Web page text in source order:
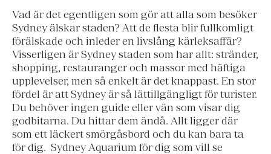
Vad är det egentligen som gör att alla som besöker
Sydney älskar staden? Att de flesta blir fullkomligt
förälskade och inleder en livslång kärleksaffär?
Visserligen är Sydney staden som har allt: stränder,
shopping, restauranger och massor med häftiga
upplevelser, men så enkelt är det knappast. En stor
fördel är att Sydney är så lättillgängligt för turister.
Du behöver ingen guide eller vän som visar dig
godbitarna. Du hittar dem ändå. Allt ligger där
som ett läckert smörgåsbord och du kan bara ta
för dig. Sydney Aquarium för dig som vill se